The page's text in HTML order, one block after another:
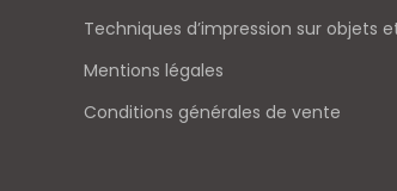
Techniques d’impression sur objets
Mentions légales
Conditions générales de vente